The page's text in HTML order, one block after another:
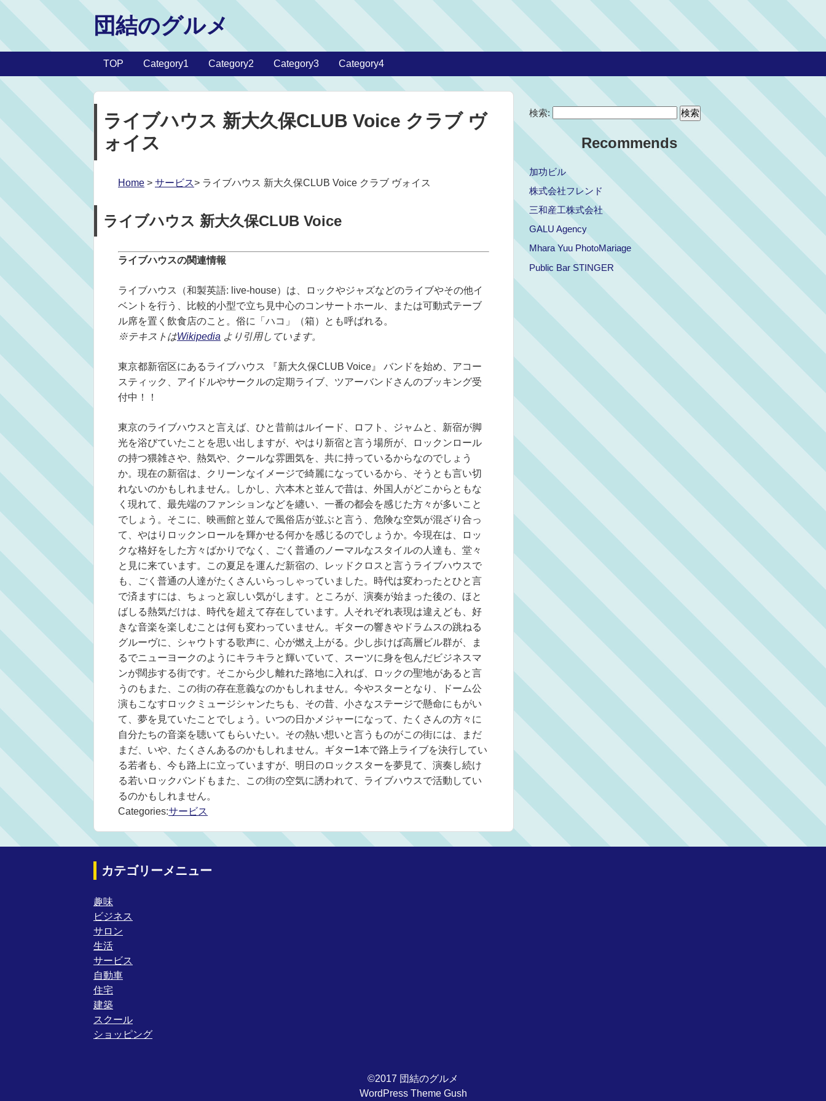
団結のグルメ
TOP Category1 Category2 Category3 Category4
ライブハウス 新大久保CLUB Voice クラブ ヴ
ォイス
Home > サービス> ライブハウス 新大久保CLUB Voice クラブ ヴォイス
ライブハウス 新大久保CLUB Voice
ライブハウスの関連情報
ライブハウス（和製英語: live-house）は、ロックやジャズなどのライブやその他イ
ベントを行う、比較的小型で立ち見中心のコンサートホール、または可動式テーブ
ル席を置く飲食店のこと。俗に「ハコ」（箱）とも呼ばれる。
※テキストはWikipedia より引用しています。
東京都新宿区にあるライブハウス 『新大久保CLUB Voice』 バンドを始め、アコー
スティック、アイドルやサークルの定期ライブ、ツアーバンドさんのブッキング受
付中！！
東京のライブハウスと言えば、ひと昔前はルイード、ロフト、ジャムと、新宿が脚
光を浴びていたことを思い出しますが、やはり新宿と言う場所が、ロックンロール
の持つ猥雑さや、熱気や、クールな雰囲気を、共に持っているからなのでしょう
か。現在の新宿は、クリーンなイメージで綺麗になっているから、そうとも言い切
れないのかもしれません。しかし、六本木と並んで昔は、外国人がどこからともな
く現れて、最先端のファンションなどを纏い、一番の都会を感じた方々が多いこと
でしょう。そこに、映画館と並んで風俗店が並ぶと言う、危険な空気が混ざり合っ
て、やはりロックンロールを輝かせる何かを感じるのでしょうか。今現在は、ロッ
クな格好をした方々ばかりでなく、ごく普通のノーマルなスタイルの人達も、堂々
と見に来ています。この夏足を運んだ新宿の、レッドクロスと言うライブハウスで
も、ごく普通の人達がたくさんいらっしゃっていました。時代は変わったとひと言
で済ますには、ちょっと寂しい気がします。ところが、演奏が始まった後の、ほと
ばしる熱気だけは、時代を超えて存在しています。人それぞれ表現は違えども、好
きな音楽を楽しむことは何も変わっていません。ギターの響きやドラムスの跳ねる
グルーヴに、シャウトする歌声に、心が燃え上がる。少し歩けば高層ビル群が、ま
るでニューヨークのようにキラキラと輝いていて、スーツに身を包んだビジネスマ
ンが闊歩する街です。そこから少し離れた路地に入れば、ロックの聖地があると言
うのもまた、この街の存在意義なのかもしれません。今やスターとなり、ドーム公
演もこなすロックミュージシャンたちも、その昔、小さなステージで懸命にもがい
て、夢を見ていたことでしょう。いつの日かメジャーになって、たくさんの方々に
自分たちの音楽を聴いてもらいたい。その熱い想いと言うものがこの街には、まだ
まだ、いや、たくさんあるのかもしれません。ギター1本で路上ライブを決行してい
る若者も、今も路上に立っていますが、明日のロックスターを夢見て、演奏し続け
る若いロックバンドもまた、この街の空気に誘われて、ライブハウスで活動してい
るのかもしれません。
Categories:サービス
検索:
Recommends
加功ビル
株式会社フレンド
三和産工株式会社
GALU Agency
Mhara Yuu PhotoMariage
Public Bar STINGER
カテゴリーメニュー
趣味
ビジネス
サロン
生活
サービス
自動車
住宅
建築
スクール
ショッピング
©2017 団結のグルメ
WordPress Theme Gush